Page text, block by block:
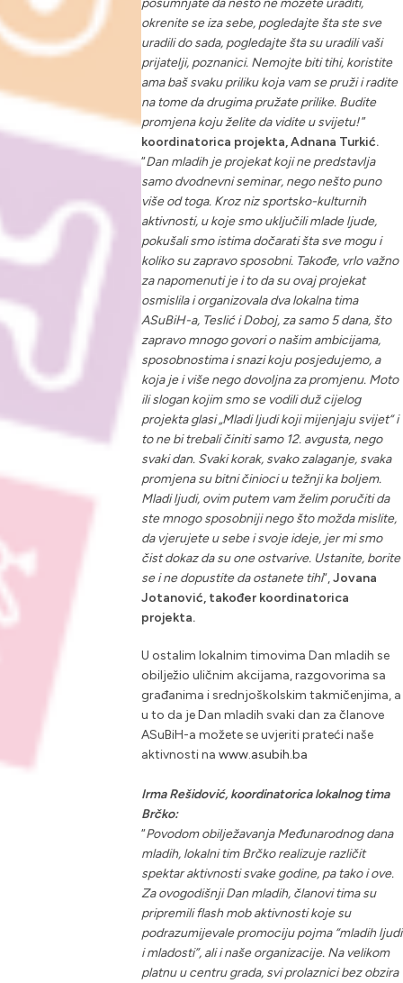
okrenite se iza sebe, pogledajte šta ste sve
uradili do sada, pogledajte šta su uradili vaši
prijatelji, poznanici. Nemojte biti tihi, koristite
ama baš svaku priliku koja vam se pruži i radite
na tome da drugima pružate prilike. Budite
promjena koju želite da vidite u svijetu!”
koordinatorica projekta, Adnana Turkić.
“Dan mladih je projekat koji ne predstavlja
samo dvodnevni seminar, nego nešto puno
više od toga. Kroz niz sportsko-kulturnih
aktivnosti, u koje smo uključili mlade ljude,
pokušali smo istima dočarati šta sve mogu i
koliko su zapravo sposobni. Takođe, vrlo važno
za napomenuti je i to da su ovaj projekat
osmislila i organizovala dva lokalna tima
ASuBiH-a, Teslić i Doboj, za samo 5 dana, što
zapravo mnogo govori o našim ambicijama,
sposobnostima i snazi koju posjedujemo, a
koja je i više nego dovoljna za promjenu. Moto
ili slogan kojim smo se vodili duž cijelog
projekta glasi „Mladi ljudi koji mijenjaju svijet“ i
to ne bi trebali činiti samo 12. avgusta, nego
svaki dan. Svaki korak, svako zalaganje, svaka
promjena su bitni činioci u težnji ka boljem.
Mladi ljudi, ovim putem vam želim poručiti da
ste mnogo sposobniji nego što možda mislite,
da vjerujete u sebe i svoje ideje, jer mi smo
čist dokaz da su one ostvarive. Ustanite, borite
se i ne dopustite da ostanete tihi“,Jovana
Jotanović, također koordinatorica
projekta.
U ostalim lokalnim timovima Dan mladih se
obilježio uličnim akcijama, razgovorima sa
građanima i srednjoškolskim takmičenjima, a
u to da je Dan mladih svaki dan za članove
ASuBiH-a možete se uvjeriti prateći naše
aktivnosti nawww.asubih.ba
Irma Rešidović, koordinatorica lokalnog tima
Brčko:
“Povodom obilježavanja Međunarodnog dana
mladih, lokalni tim Brčko realizuje različit
spektar aktivnosti svake godine, pa tako i ove.
Za ovogodišnji Dan mladih, članovi tima su
pripremili flash mob aktivnosti koje su
podrazumijevale promociju pojma “mladih ljudi
i mladosti”, ali i naše organizacije. Na velikom
platnu u centru grada, svi prolaznici bez obzira